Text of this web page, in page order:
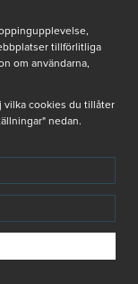
tillförlitliga
om användarna,
vilka cookies du tillåter
nedan.